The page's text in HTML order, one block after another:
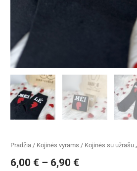
Pradžia / Kojinės vyrams / Kojinės su užrašu
6,00 € – 6,90 €